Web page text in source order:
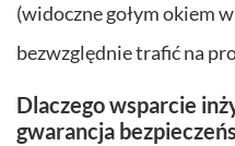
(widoczne gołym okiem
bezwzględnie trafić na
Dlaczego wsparcie
gwarancja